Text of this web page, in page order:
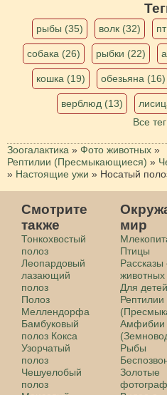
рыбы (35) волк (32)
собака (26) рыбки (22)
кошка (19) обезьяна (16)
верблюд (13)
Все
Зоогалактика » Фото животных »
Рептилии (Пресмыкающиеся) »
» Настоящие ужи » Носатый
Смотрите
также
Тонкохвостый
полоз
Леопардовый
лазающий
полоз
Полоз
Меллендорфа
Бамбуковый
полоз Кокса
Узорчатый
полоз
Чешуелобый
полоз
мир
Птицы
Рассказы
животных
Для детей
Рептилии
Амфибии
Рыбы
Золотые